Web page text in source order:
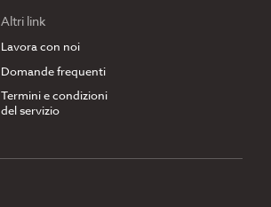
Altri link
Lavora con noi
Domande frequenti
Termini e condizioni
del servizio